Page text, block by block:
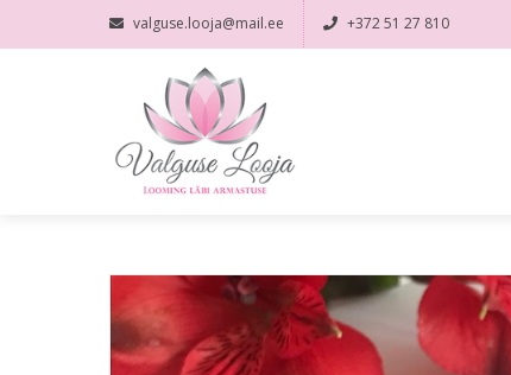
valguse.looja@mail.ee +372 51 27 810